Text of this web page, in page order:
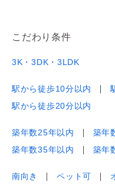
こだわり条件
3K・3DK・3LDK
駅から徒歩10分以内
駅から徒歩20分以内
築年数25年以内
築年
築年数35年以内
築年
南向き ペット可